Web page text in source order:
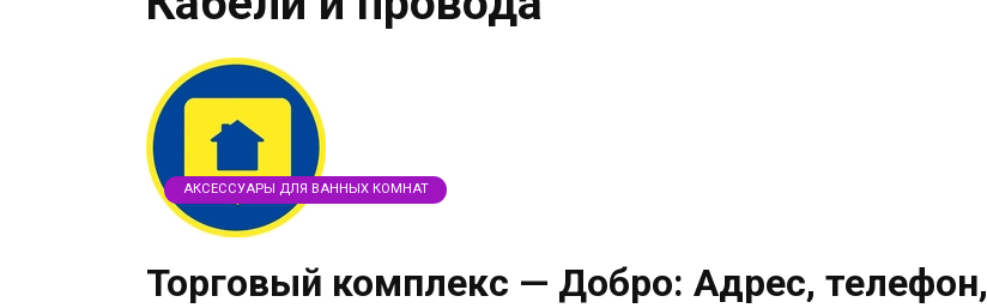
АКСЕССУАРЫ ДЛЯ ВАННЫХ КОМНАТ
Торговый комплекс — Добро: Адрес, телефон,